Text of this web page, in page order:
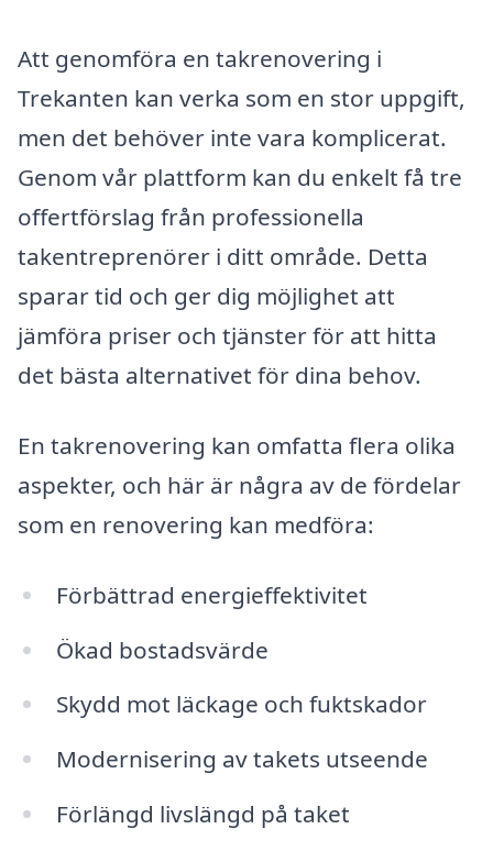
Att genomföra en takrenovering i
Trekanten kan verka som en stor uppgift,
men det behöver inte vara komplicerat.
Genom vår plattform kan du enkelt få tre
offertförslag från professionella
takentreprenörer i ditt område. Detta
sparar tid och ger dig möjlighet att
jämföra priser och tjänster för att hitta
det bästa alternativet för dina behov.
En takrenovering kan omfatta flera olika
aspekter, och här är några av de fördelar
som en renovering kan medföra:
Förbättrad energieffektivitet
Ökad bostadsvärde
Skydd mot läckage och fuktskador
Modernisering av takets utseende
Förlängd livslängd på taket